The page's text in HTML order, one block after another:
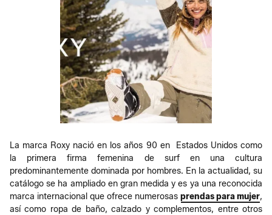
La marca Roxy nació en los años 90 en Estados Unidos como
la primera firma femenina de surf en una cultura
predominantemente dominada por hombres. En la actualidad, su
catálogo se ha ampliado en gran medida y es ya una reconocida
marca internacional que ofrece numerosas prendas para mujer,
así como ropa de baño, calzado y complementos, entre otros